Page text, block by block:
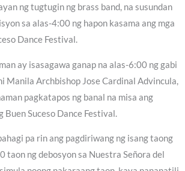
ng tugtugin ng brass band, na susundan
sa alas-4:00 ng hapon kasama ang mga
Dance Festival.
ay isasagawa ganap na alas-6:00 ng gabi
Manila Archbishop Jose Cardinal Advincula,
pagkatapos ng banal na misa ang
Buen Suceso Dance Festival.
pa rin ang pagdiriwang ng isang taong
taon ng debosyon sa Nuestra Señora del